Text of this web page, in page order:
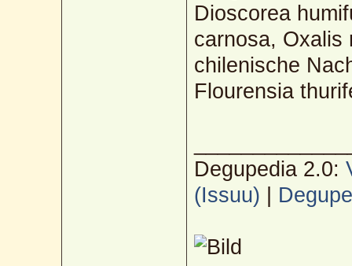
Dioscorea
carnosa, Oxalis
chilenische
Flourensia
Degupedia 2.0:
(Issuu)